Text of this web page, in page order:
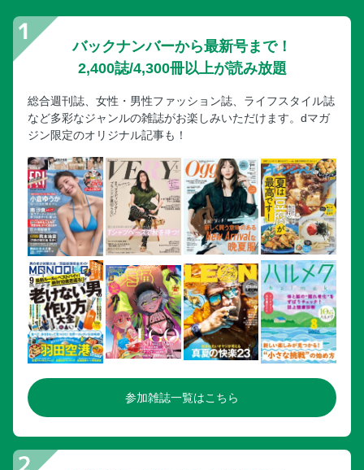
バックナンバーから最新号まで！
2,400誌/4,300冊以上が読み放題
総合週刊誌、女性・男性ファッション誌、ライフスタイル誌
など多彩なジャンルの雑誌がお楽しみいただけます。dマガ
ジン限定のオリジナル記事も！
参加雑誌一覧はこちら